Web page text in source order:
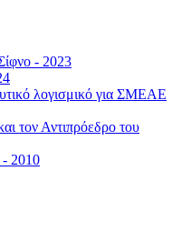
- 2023
λογισμικό για ΣΜΕΑΕ
τον Αντιπρόεδρο του
2010